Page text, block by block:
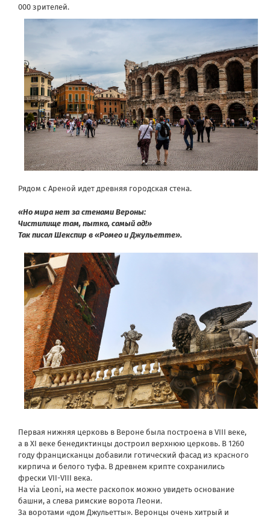
000 зрителей.
Рядом с Ареной идет древняя городская стена.
«Но мира нет за стенами Вероны:
Чистилище там, пытка, самый ад!»
Так писал Шекспир в «Ромео и Джульетте».
Первая нижняя церковь в Вероне была построена в VIII веке,
а в XI веке бенедиктинцы достроил верхнюю церковь. В 1260
году францисканцы добавили готический фасад из красного
кирпича и белого туфа. В древнем крипте сохранились
фрески VII-VIII века.
На via Leoni, на месте раскопок можно увидеть основание
башни, а слева римские ворота Леони.
За воротами «дом Джульетты». Веронцы очень хитрый и